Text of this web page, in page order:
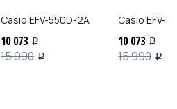
Casio EFV-550D-2A
10 073 i
15 990 i
Casio EFV-
10 073 i
15 990 i